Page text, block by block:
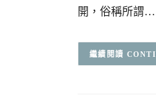
開，俗稱所謂…